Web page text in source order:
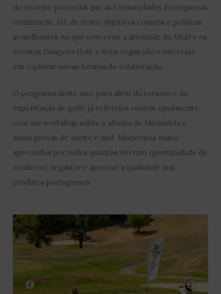
do enorme potencial que as Comunidades Portuguesas
constituem. Há, de resto, objetivos comuns e práticas
semelhantes no que concerne a atividade da AILD e os
eventos Diáspora Golf, e ficou registado o interesse
em explorar novas formas de colaboração.
O programa deste ano, para além do torneio e da
experiência de golfe já referidos contou, igualmente,
com um workshop sobre a alheira de Mirandela e
ainda provas de azeite e mel. Momentos muito
apreciados por todos quantos tiveram oportunidade de
conhecer, degustar e apreciar a qualidade dos
produtos portugueses.